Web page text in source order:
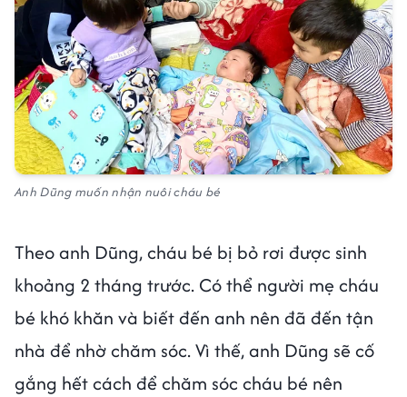
Anh Dũng muốn nhận nuôi cháu bé
Theo anh Dũng, cháu bé bị bỏ rơi được sinh
khoảng 2 tháng trước. Có thể người mẹ cháu
bé khó khăn và biết đến anh nên đã đến tận
nhà để nhờ chăm sóc. Vì thế, anh Dũng sẽ cố
gắng hết cách để chăm sóc cháu bé nên